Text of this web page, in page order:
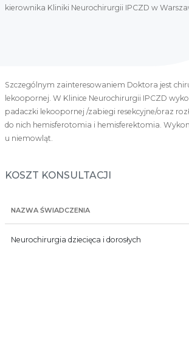
kierownika Kliniki Neurochirurgii IPCZD w
Szczególnym zainteresowaniem Doktora jest
lekoopornej. W Klinice Neurochirurgii IPCZD
padaczki lekoopornej /zabiegi resekcyjne/oraz
do nich hemisferotomia i hemisferektomia.
u niemowląt.
KOSZT KONSULTACJI
NAZWA ŚWIADCZENIA
Neurochirurgia dziecięca i dorosłych